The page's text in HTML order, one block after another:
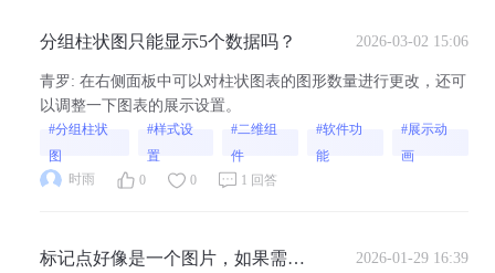
分组柱状图只能显示5个数据吗？ 2026-03-02 15:06
青罗: 在右侧面板中可以对柱状图表的图形数量进行更改，还可
以调整一下图表的展示设置。
#分组柱状
图
#样式设
置
#二维组
件
#软件功
能
#展示动
画
时雨
0 0 1 回答
标记点好像是一个图片，如果需要
2026-01-29 16:39